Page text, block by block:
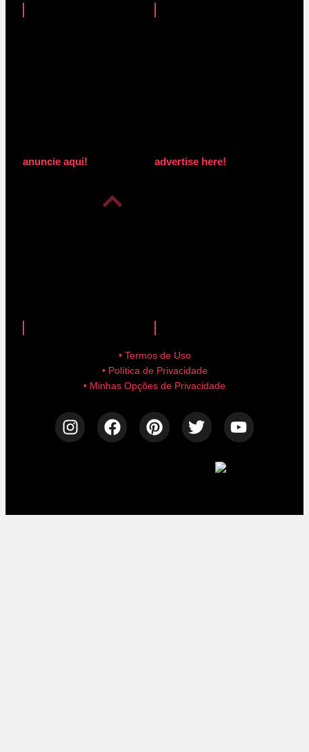
anuncie aqui! advertise here!
• Termos de Uso
• Política de Privacidade
• Minhas Opções de Privacidade